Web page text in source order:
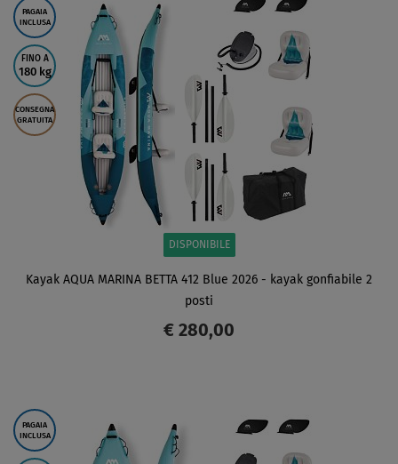
PAGAIA
INCLUSA
FINO A
180 kg
CONSEGNA
GRATUITA
DISPONIBILE
Kayak AQUA MARINA BETTA 412 Blue 2026 - kayak gonfiabile 2
posti
€ 280,00
PAGAIA
INCLUSA